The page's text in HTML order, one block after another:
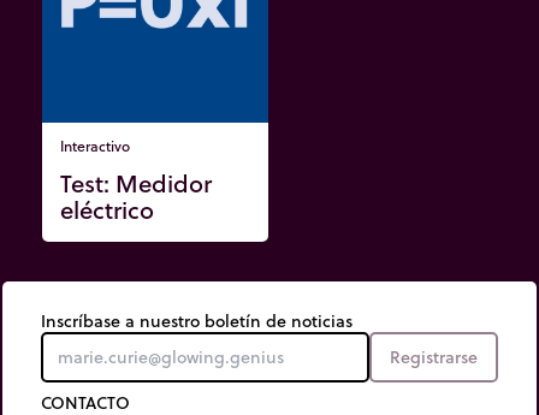
Interactivo
Test: Medidor
eléctrico
Inscríbase a nuestro boletín de noticias
Registrarse
CONTACTO